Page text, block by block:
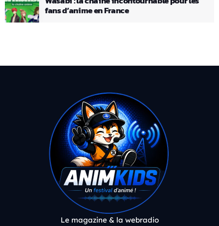
fans d’anime en France
Le magazine & la webradio